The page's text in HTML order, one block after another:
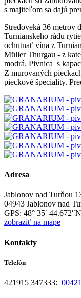
s majiteľom sa dajú
Stredoveká 36 metrov
Turnianskeho rádu
ochutnať vína z
Müller Thurgau - z
modrá. Pivnica s
Z murovaných
pieckové špeciality.
Adresa
Jablonov nad Turňou
04943 Jablonov nad
GPS: 48° 35′
zobraziť na mape
Kontakty
Telefón
421915 347333: